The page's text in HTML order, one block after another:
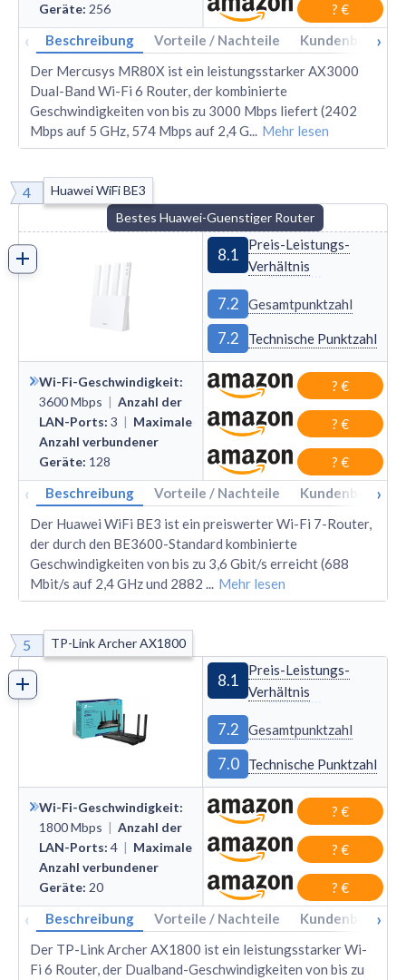
Geräte: 256 ? €
‹ Beschreibung Vorteile / Nachteile ›
Der Mercusys MR80X ist ein leistungsstarker AX3000
Dual-Band Wi-Fi 6 Router, der kombinierte
Geschwindigkeiten von bis zu 3000 Mbps liefert (2402
Mbps auf 5 GHz, 574 Mbps auf 2,4 G... Mehr lesen
4
Huawei WiFi BE3
Bestes Huawei-Guenstiger Router
8.1
Preis-Leistungs-
Verhältnis
7.2 Gesamtpunktzahl
7.2 Technische Punktzahl
Wi-Fi-Geschwindigkeit:
3600Mbps | Anzahl der
LAN-Ports: 3 | Maximale
Anzahl verbundener
Geräte: 128
? €
? €
? €
‹ Beschreibung Vorteile / Nachteile ›
Der Huawei WiFi BE3 ist ein preiswerter Wi-Fi 7-Router,
der durch den BE3600-Standard kombinierte
Geschwindigkeiten von bis zu 3,6 Gbit/s erreicht (688
Mbit/s auf 2,4 GHz und 2882 ... Mehr lesen
5 TP-Link Archer AX1800
8.1
Preis-Leistungs-
Verhältnis
7.2 Gesamtpunktzahl
7.0 Technische Punktzahl
Wi-Fi-Geschwindigkeit:
1800Mbps | Anzahl der
LAN-Ports: 4 | Maximale
Anzahl verbundener
Geräte: 20
? €
? €
? €
‹ Beschreibung Vorteile / Nachteile ›
Der TP-Link Archer AX1800 ist ein leistungsstarker Wi-
Fi 6 Router, der Dualband-Geschwindigkeiten von bis zu